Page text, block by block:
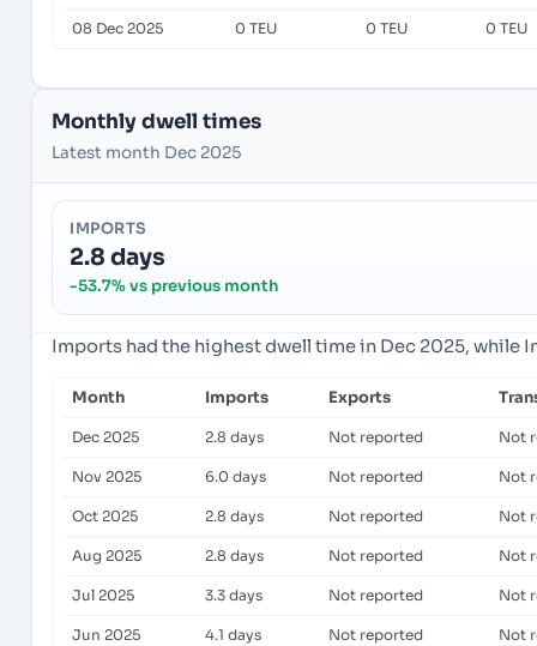
08 Dec 2025 0 TEU 0 TEU 0 TEU
Monthly dwell times
Latest month Dec 2025
IMPORTS
2.8 days
-53.7% vs previous month
Imports had the highest dwell time in Dec 2025, while
Month Imports Exports
Dec 2025 2.8 days Not reported Not
Nov 2025 6.0 days Not reported Not
Oct 2025 2.8 days Not reported Not
Aug 2025 2.8 days Not reported Not
Jul 2025 3.3 days Not reported Not
Jun 2025 4.1 days Not reported Not